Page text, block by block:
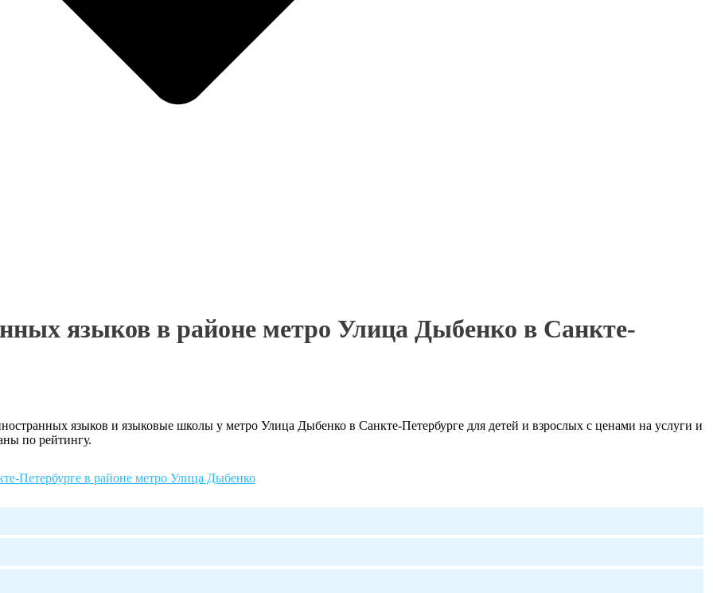
языков в районе метро Улица Дыбенко в Санкте-
языков и языковые школы у метро Улица Дыбенко в Санкте-Петербурге для детей и взрослых с ценами на услуги и
по рейтингу.
Петербурге в районе метро Улица Дыбенко